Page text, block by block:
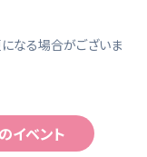
なる場合がございま
イベント